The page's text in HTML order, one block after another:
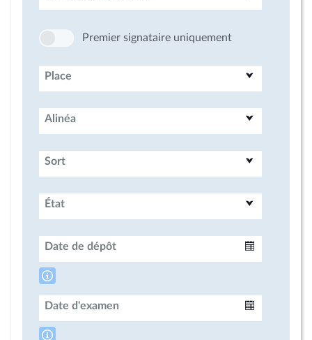
Premier signataire uniquement
Place
Alinéa
Sort
État
Date de dépôt
Date d'examen